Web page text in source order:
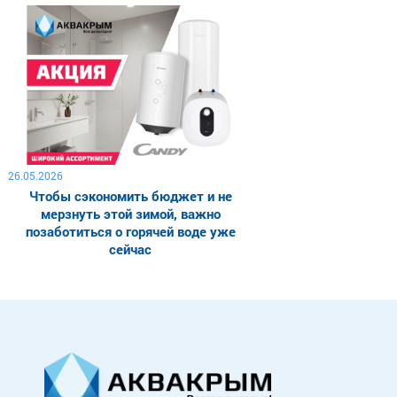
26.05.2026
Чтобы сэкономить бюджет и не
мерзнуть этой зимой, важно
позаботиться о горячей воде уже
сейчас